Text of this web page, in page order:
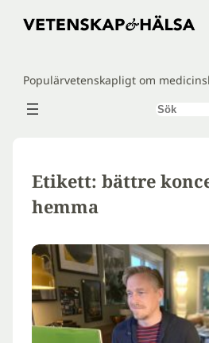
Hoppa
Populärvetenskapligt om
Sök
Etikett: bättre
hemma